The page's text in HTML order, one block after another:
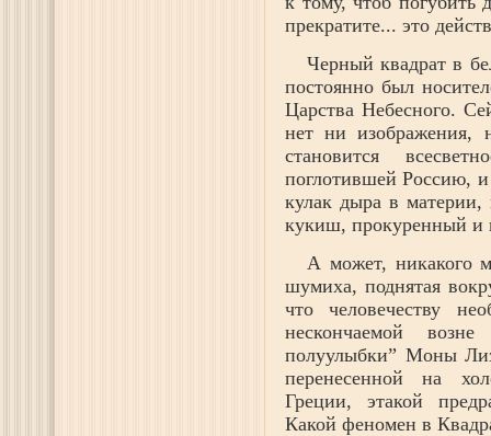
прекратите... это
Черный квадрат в
постоянно был
Царства Небесного.
нет ни изображения,
становится
поглотившей Россию,
кулак дыра в
кукиш, прокуренный и
А может, никакого
шумиха, поднятая
что человечеству
нескончаемой возне
полуулыбки” Моны
перенесенной на
Греции, этакой
Какой феномен в